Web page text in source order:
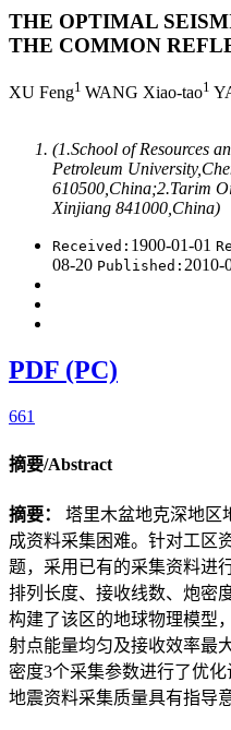
THE OPTIMAL
THE COMMON
XU Feng1 WANG Xiao-tao1
(1.School of Resources
Petroleum
610500,China;2.Tarim
Xinjiang 841000,China)
Received: 1900-01-01
08-20 Published: 2010-
PDF (PC)
661
摘要/Abstract
摘要： 塔里木盆地克深地区
成资料采集困难。针对工区
题，采用已有的采集资料进
排列长度、接收线数、炮密
构建了该区的地球物理模型
射点能量均匀及接收效率最
密度3个采集参数进行了优
地震资料采集质量具有指导意